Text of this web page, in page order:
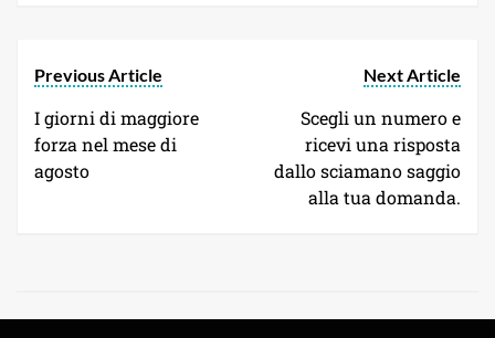
Previous Article
I giorni di maggiore
forza nel mese di
agosto
Next Article
Scegli un numero e
ricevi una risposta
dallo sciamano saggio
alla tua domanda.